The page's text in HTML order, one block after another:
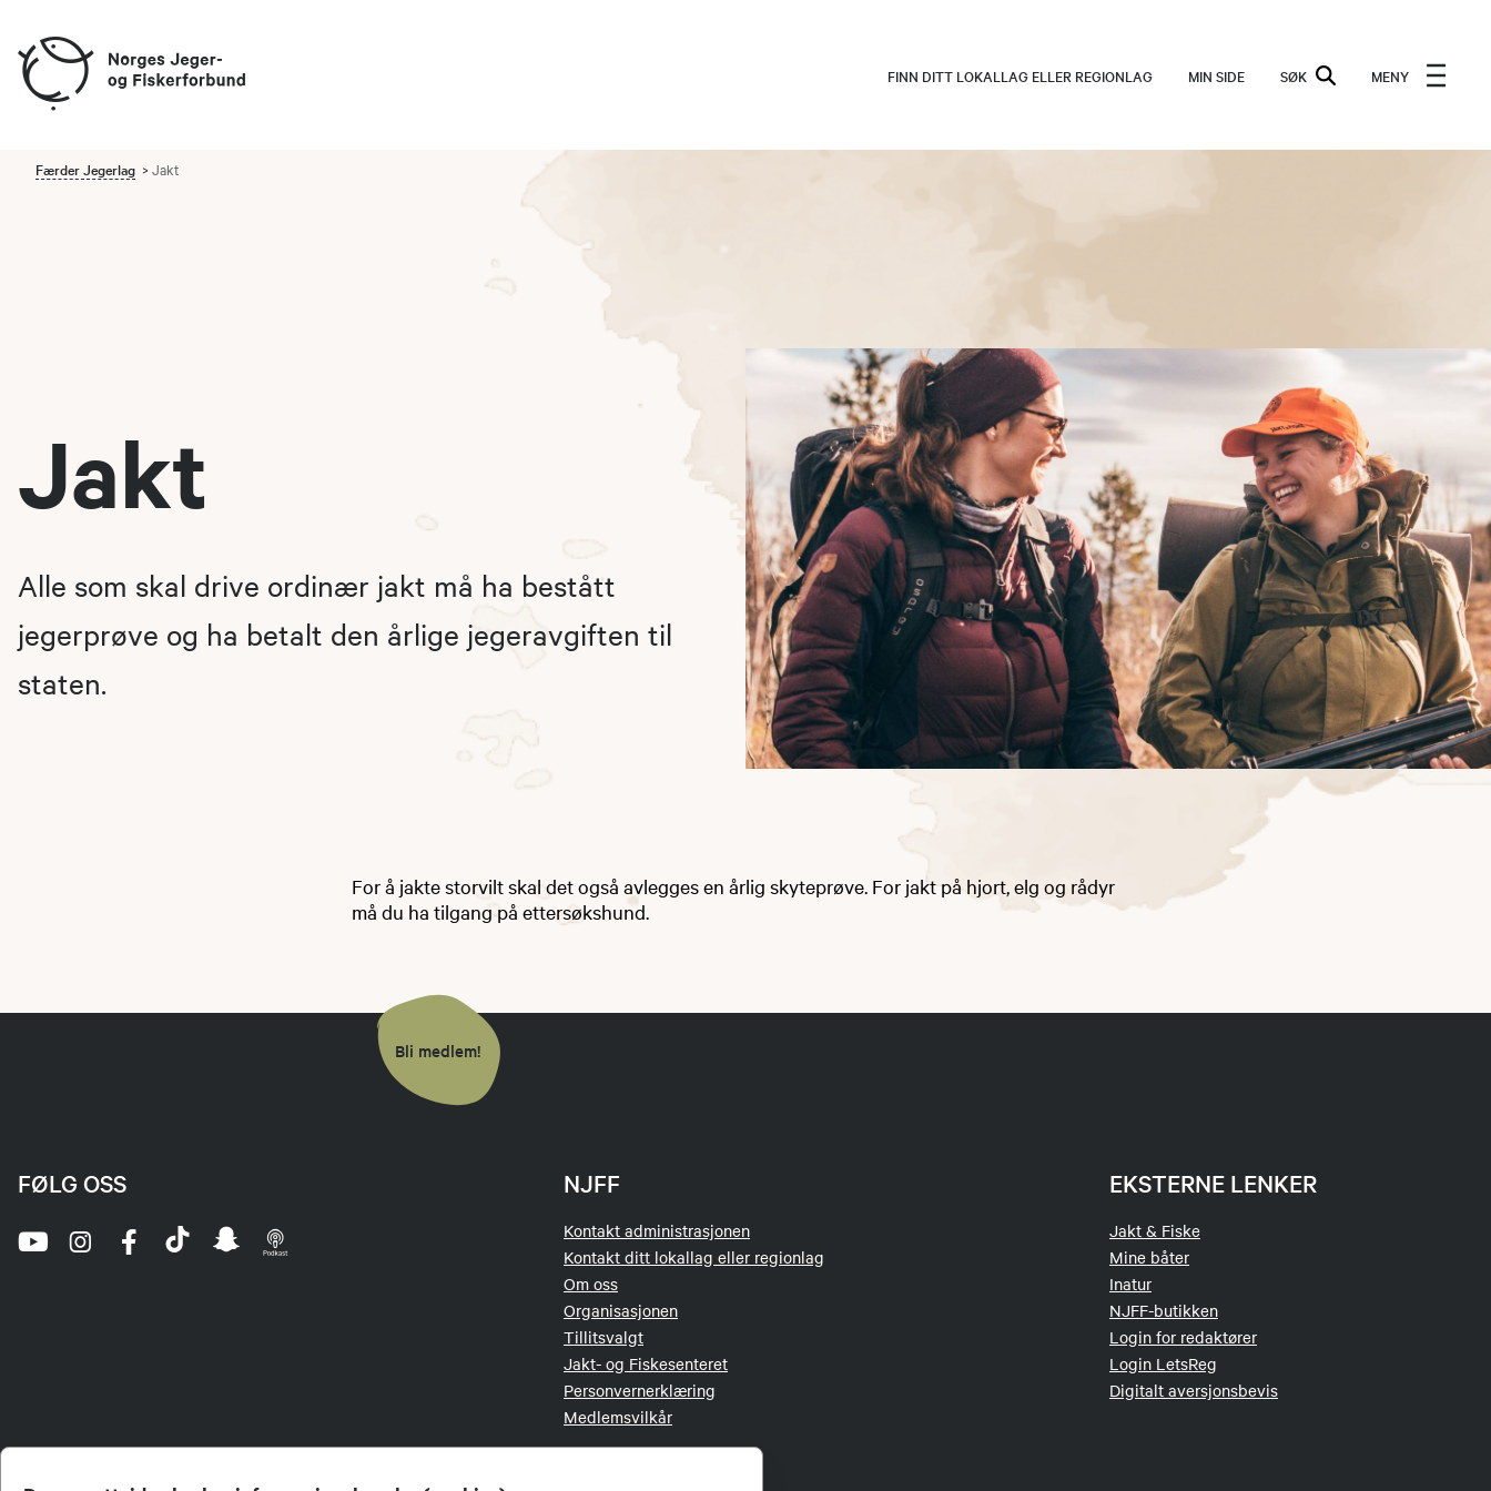
FINN DITT LOKALLAG ELLER REGIONLAG MIN SIDE SØK MENY
Færder Jegerlag Jakt
Jakt
Alle som skal drive ordinær jakt må ha bestått
jegerprøve og ha betalt den årlige jegeravgiften til
staten.
For å jakte storvilt skal det også avlegges en årlig skyteprøve. For jakt på hjort, elg og rådyr
må du ha tilgang på ettersøkshund.
Bli medlem!
NJFF
Kontakt administrasjonen
Kontakt ditt lokallag eller regionlag
Om oss
Organisasjonen
Tillitsvalgt
Jakt- og Fiskesenteret
Personvernerklæring
Medlemsvilkår
EKSTERNE LENKER
Jakt & Fiske
Mine båter
Inatur
NJFF-butikken
Login for redaktører
Login LetsReg
Digitalt aversjonsbevis
FØLG OSS